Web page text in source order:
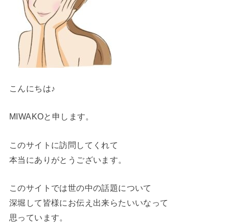
こんにちは♪
MIWAKOと申します。
このサイトに訪問してくれて
本当にありがとうございます。
このサイトでは世の中の話題について
深堀して皆様にお伝え出来らたいいなって
思っています。